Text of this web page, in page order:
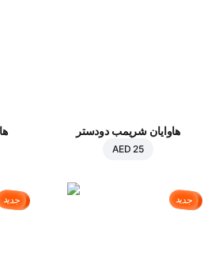
هاوايان شريمب دودستر
AED 25
جديد جديد